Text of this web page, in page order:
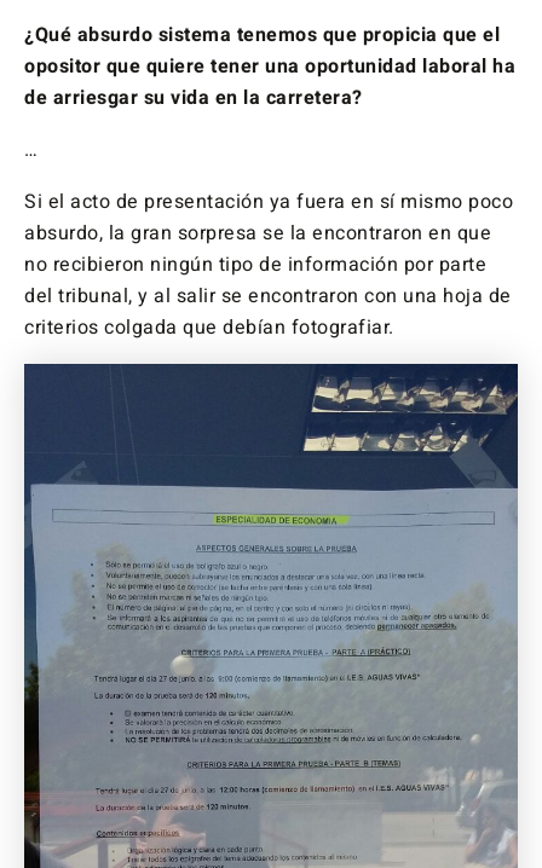
¿Qué absurdo sistema tenemos que propicia que el
opositor que quiere tener una oportunidad laboral ha
de arriesgar su vida en la carretera?
…
Si el acto de presentación ya fuera en sí mismo poco
absurdo, la gran sorpresa se la encontraron en que
no recibieron ningún tipo de información por parte
del tribunal, y al salir se encontraron con una hoja de
criterios colgada que debían fotografiar.